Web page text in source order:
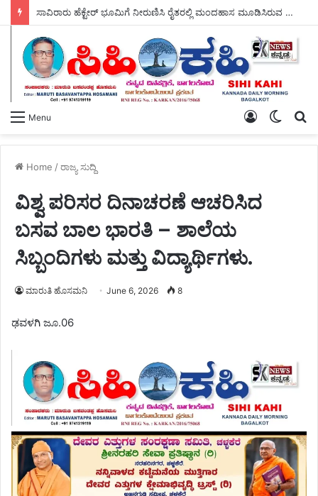
ಸಾವಿರಾರು ಹೆಕ್ಟೇರ್ ಭೂಮಿಗೆ ನೀರುಣಿಸಿ ರೈತರಲ್ಲಿ ಮಂದಹಾಸ ಮೂಡಿಸಿರುವ ಶಾಸಕ ಡಾ, ಎನ್.ಟಿ ಶ್ರೀನಿವಾಸ್ ರವರು, ಬರದ ನಾಡಿಗೆ ಗಂಗೆಯ ಕರೆತಂದು ಭಗೀರಥರಾಗಿದ್ದಾರೆ – ಎಂದು ರೈತರ ಹರ್ಷೋದ್ಗಾರ ಮುಗಿಲು ಮುಟ್ಟಿತು.
Menu
Switch
Log
Home /ರಾಜ್ಯ ಸುದ್ದಿ
ವಿಶ್ವ ಪರಿಸರ ದಿನಾಚರಣೆ ಆಚರಿಸಿದ
ಬಸವ ಬಾಲ ಭಾರತಿ – ಶಾಲೆಯ
ಸಿಬ್ಬಂದಿಗಳು ಮತ್ತು ವಿದ್ಯಾರ್ಥಿಗಳು.
ಮಾರುತಿ ಹೊಸಮನಿ June 6, 2026 8
ಢವಳಗಿ ಜೂ.06